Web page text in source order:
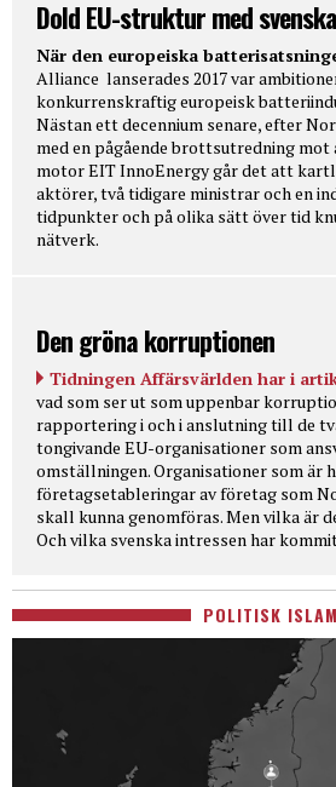
Dold EU-struktur med
När den europeiska
Alliance lanserades 2017 var
konkurrenskraftig europeisk
Nästan ett decennium senare, efter
med en pågående brottsutredning
motor EIT InnoEnergy går det att
aktörer, två tidigare ministrar och en
tidpunkter och på olika sätt över tid
nätverk.
Den gröna korruptionen
Tidningen Affärsvärlden har i
vad som ser ut som uppenbar
rapportering i och i anslutning till de
tongivande EU-organisationer som
omställningen. Organisationer som är
företagsetableringar av företag som
skall kunna genomföras. Men vilka är
Och vilka svenska intressen har
POLITISK ISLAM